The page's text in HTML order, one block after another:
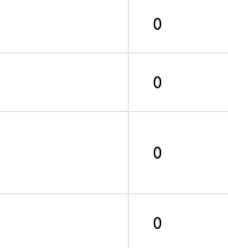
0
0
0
0